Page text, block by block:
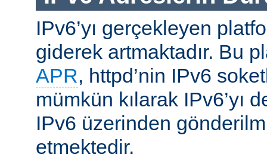
IPv6’yı gerçekleyen
giderek artmaktadır. Bu
APR, httpd’nin IPv6
mümkün kılarak IPv6’yı
IPv6 üzerinden
etmektedir.